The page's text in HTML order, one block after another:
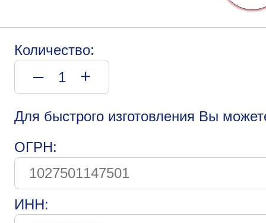
Количество:
– +
Для быстрого изготовления Вы
ОГРН:
ИНН: